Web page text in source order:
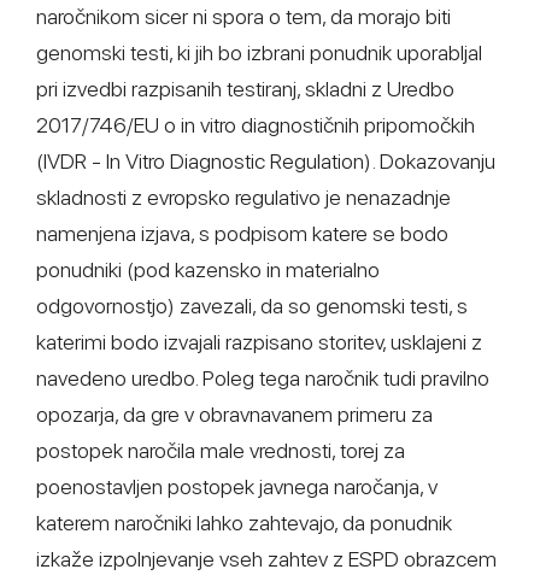
naročnikom sicer ni spora o tem, da morajo biti
genomski testi, ki jih bo izbrani ponudnik uporabljal
pri izvedbi razpisanih testiranj, skladni z Uredbo
2017/746/EU o in vitro diagnostičnih pripomočkih
(IVDR - In Vitro Diagnostic Regulation). Dokazovanju
skladnosti z evropsko regulativo je nenazadnje
namenjena izjava, s podpisom katere se bodo
ponudniki (pod kazensko in materialno
odgovornostjo) zavezali, da so genomski testi, s
katerimi bodo izvajali razpisano storitev, usklajeni z
navedeno uredbo. Poleg tega naročnik tudi pravilno
opozarja, da gre v obravnavanem primeru za
postopek naročila male vrednosti, torej za
poenostavljen postopek javnega naročanja, v
katerem naročniki lahko zahtevajo, da ponudnik
izkaže izpolnjevanje vseh zahtev z ESPD obrazcem